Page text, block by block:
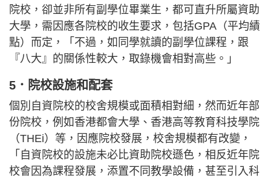
院校，卻並非所有副學位畢業生，都可直升所屬資助
大學，需因應各院校的收生要求，包括GPA（平均績
點）而定，「不過，如同學就讀的副學位課程，跟
『八大』的關係性較大，取錄機會相對高些。」
5．院校設施和配套
個別自資院校的校舍規模或面積相對細，然而近年部
份院校，例如香港都會大學、香港高等教育科技學院
（THEi）等，因應院校發展，校舍規模都有改變，
「自資院校的設施未必比資助院校遜色，相反近年院
校會因為課程發展，添置不同教學設備，甚至引入科